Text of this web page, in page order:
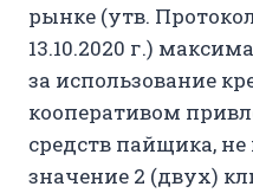
рынке (утв.
13.10.2020 г.)
за использование
кооперативом
средств пайщика,
значение 2 (двух)